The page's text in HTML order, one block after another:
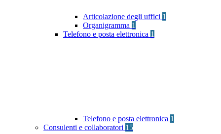
Articolazione degli uffici 1
Organigramma 1
Telefono e posta elettronica 1
Telefono e posta elettronica 1
Consulenti e collaboratori 15